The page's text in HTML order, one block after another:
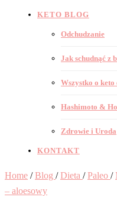
KETO BLOG
Odchudzanie
Jak schudnąć z
Wszystko o keto
Hashimoto &
Zdrowie i Uroda
KONTAKT
Home / Blog / Dieta / Paleo /
– aloesowy